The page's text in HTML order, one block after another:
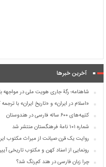
آخرین خبرها
شاهنامه؛ رگۀ جاری هویت ملی در مواجهه
«اسلام در ایران» و «تاریخ ایران» با
کتیبه‌های ۶۰۰ ساله فارسی در هندوستان
شماره ۱۰۱ نامۀ فرهنگستان منتشر شد
روایت یک قرن صیانت از میراث مکتوب
رونمایی از اسناد کهن و مکتوب تاریخی
چرا زبان فارسی در هند کم‌رنگ شد؟